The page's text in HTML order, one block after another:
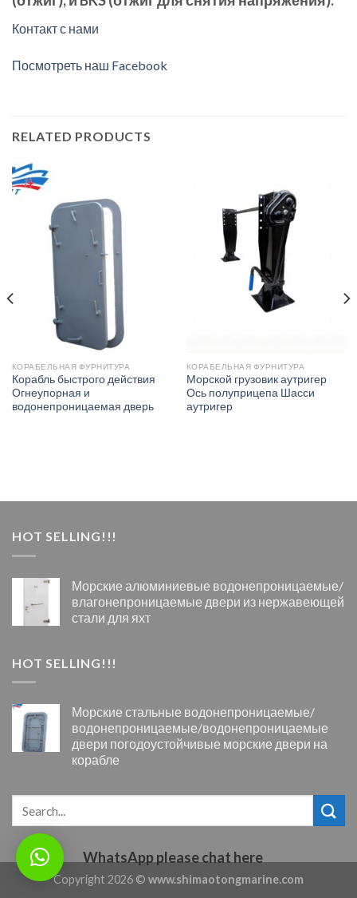
Контакт с нами
Посмотреть наш Facebook
RELATED PRODUCTS
КОРАБЕЛЬНАЯ ФУРНИТУРА
Корабль быстрого действия
Огнеупорная и
водонепроницаемая дверь
КОРАБЕЛЬНАЯ ФУРНИТУРА
Морской грузовик аутригер
Ось полуприцепа Шасси
аутригер
HOT SELLING!!!
Морские алюминиевые водонепроницаемые/
влагонепроницаемые двери из нержавеющей
стали для яхт
HOT SELLING!!!
Морские стальные водонепроницаемые/
водонепроницаемые/водонепроницаемые
двери погодоустойчивые морские двери на
корабле
Copyright 2026 © www.shimaotongmarine.com
WhatsApp please chat here